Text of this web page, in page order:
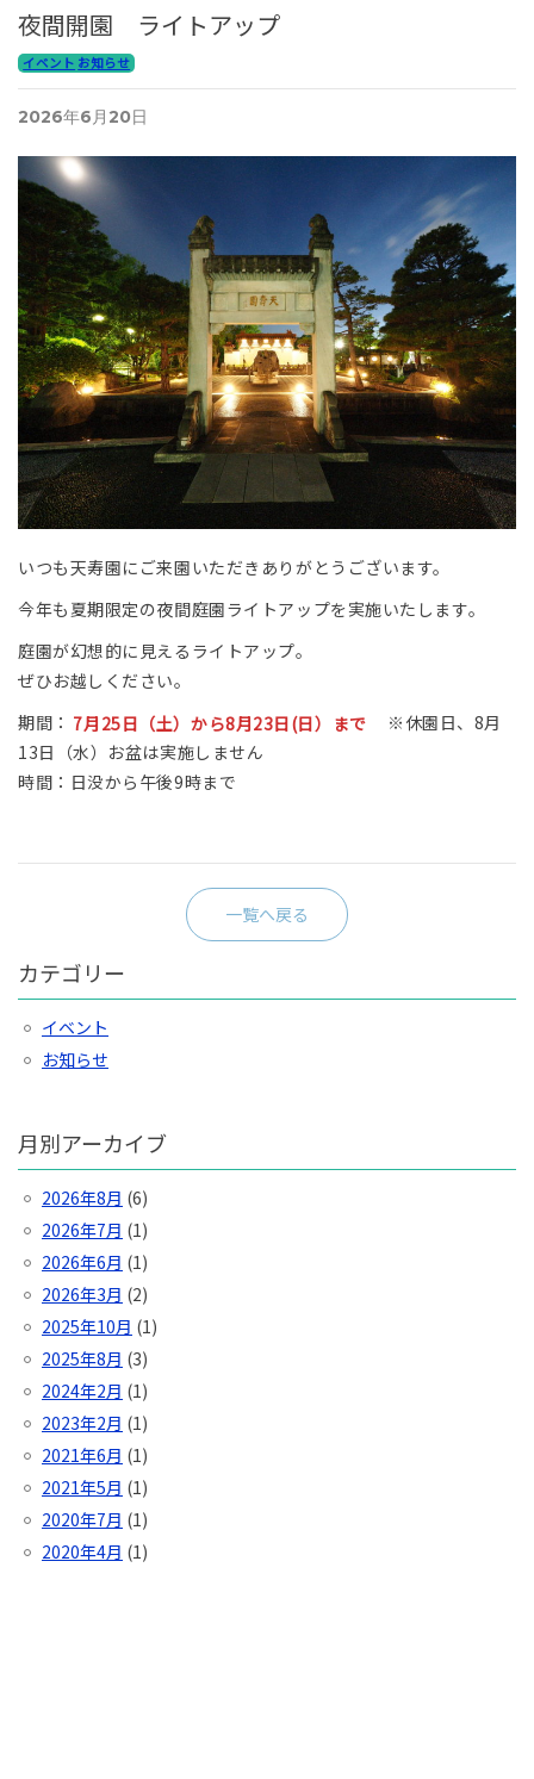
夜間開園 ライトアップ
イベント お知らせ
2026年6月20日
いつも天寿園にご来園いただきありがとうございます。
今年も夏期限定の夜間庭園ライトアップを実施いたします。
庭園が幻想的に見えるライトアップ。
ぜひお越しください。
期間： 7月25日（土）から8月23日(日）まで
※休園日、8月
13日（水）お盆は実施しません
時間：日没から午後9時まで
一覧へ戻る
カテゴリー
イベント
お知らせ
月別アーカイブ
2026年8月 (6)
2026年7月 (1)
2026年6月 (1)
2026年3月 (2)
2025年10月 (1)
2025年8月 (3)
2024年2月 (1)
2023年2月 (1)
2021年6月 (1)
2021年5月 (1)
2020年7月 (1)
2020年4月 (1)